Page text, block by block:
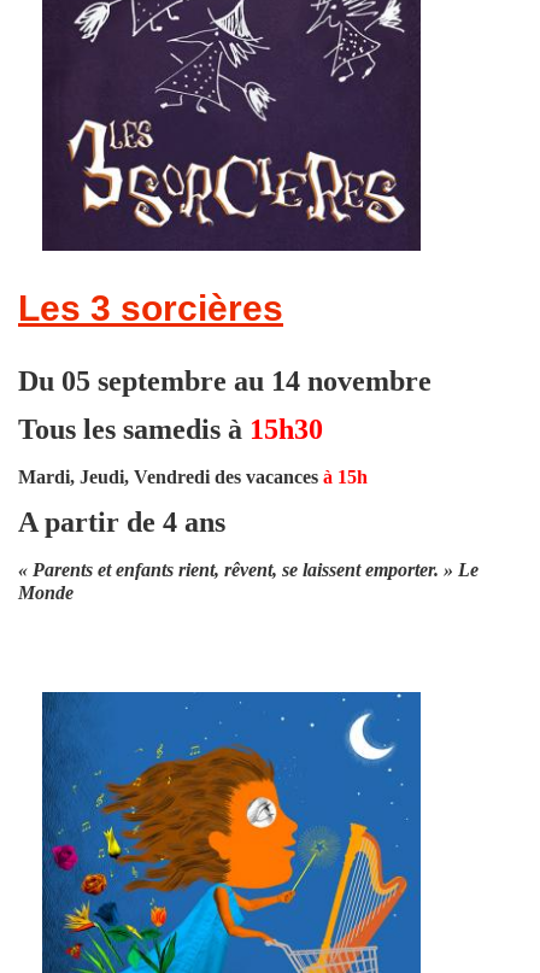
Les 3 sorcières
Du 05 septembre au 14 novembre
Tous les samedis à 15h30
Mardi, Jeudi, Vendredi des vacances à 15h
A partir de 4 ans
« Parents et enfants rient, rêvent, se laissent emporter. » Le
Monde